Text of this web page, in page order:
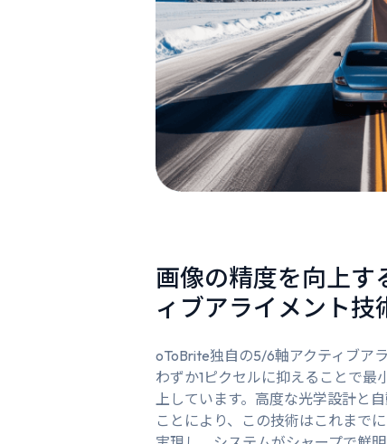
画像の精度を向上す
ィブアライメント技
oToBrite独自の5/6軸アクティブア
わずか1ピクセルに抑えることで最
上しています。高度な光学設計と
ことにより、この技術はこれまで